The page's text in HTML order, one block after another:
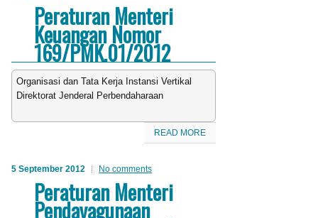
Peraturan Menteri
Keuangan Nomor
169/PMK.01/2012
Organisasi dan Tata Kerja Instansi Vertikal
Direktorat Jenderal Perbendaharaan
READ MORE
5 September 2012 No comments
Peraturan Menteri
Pendayagunaan